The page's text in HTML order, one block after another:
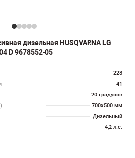
дизельная HUSQVARNA LG
D 9678552-05
228
41
20 градусов
700х500 мм
Дизельный
4,2 л.с.